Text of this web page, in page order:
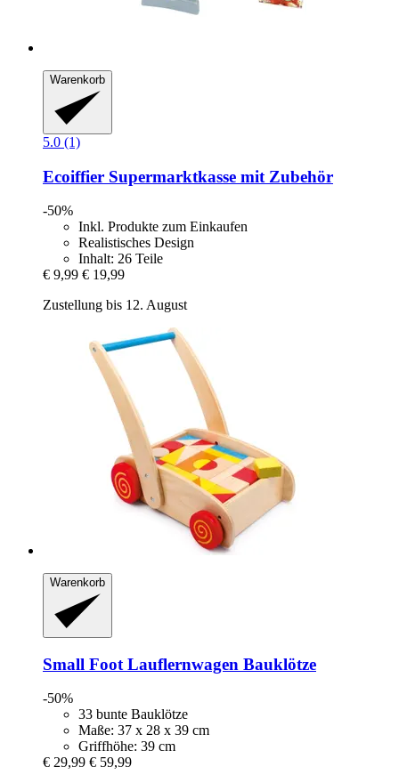
Warenkorb
5.0 (1)
Ecoiffier Supermarktkasse mit Zubehör
-50%
Inkl. Produkte zum Einkaufen
Realistisches Design
Inhalt: 26 Teile
€ 9,99 € 19,99
Zustellung bis 12. August
Warenkorb
Small Foot Lauflernwagen Bauklötze
-50%
33 bunte Bauklötze
Maße: 37 x 28 x 39 cm
Griffhöhe: 39 cm
€ 29,99 € 59,99